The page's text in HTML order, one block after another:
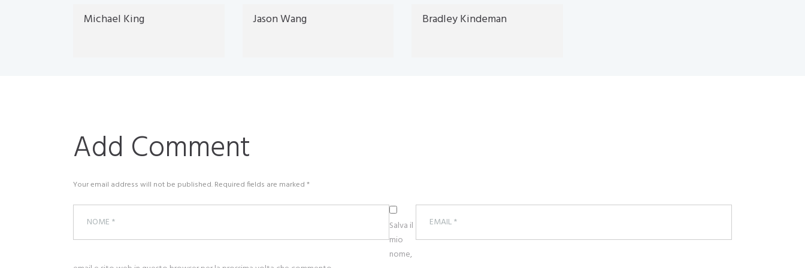
Michael King Jason Wang Bradley Kindeman
Add Comment
Your email address will not be published. Required fields are marked *
Salva il
mio
nome,